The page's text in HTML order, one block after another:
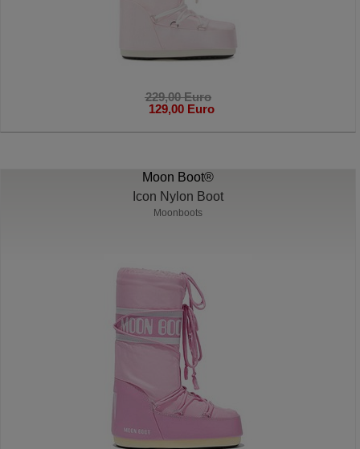
229,00 Euro
129,00 Euro
Moon Boot®
Icon Nylon Boot
Moonboots